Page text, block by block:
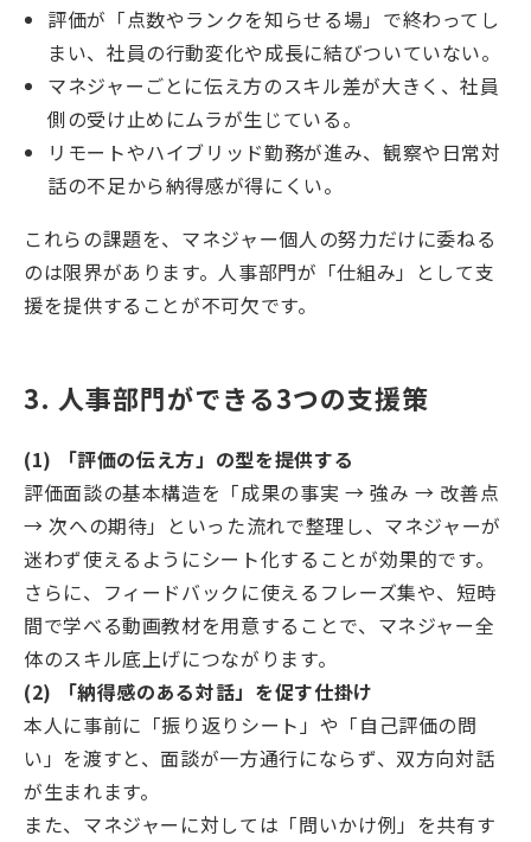
評価が「点数やランクを知らせる場」で終わってし
まい、社員の行動変化や成長に結びついていない。
マネジャーごとに伝え方のスキル差が大きく、社員
側の受け止めにムラが生じている。
リモートやハイブリッド勤務が進み、観察や日常対
話の不足から納得感が得にくい。
これらの課題を、マネジャー個人の努力だけに委ねる
のは限界があります。人事部門が「仕組み」として支
援を提供することが不可欠です。
3. 人事部門ができる3つの支援策
(1) 「評価の伝え方」の型を提供する
評価面談の基本構造を「成果の事実 → 強み → 改善点
→ 次への期待」といった流れで整理し、マネジャーが
迷わず使えるようにシート化することが効果的です。
さらに、フィードバックに使えるフレーズ集や、短時
間で学べる動画教材を用意することで、マネジャー全
体のスキル底上げにつながります。
(2) 「納得感のある対話」を促す仕掛け
本人に事前に「振り返りシート」や「自己評価の問
い」を渡すと、面談が一方通行にならず、双方向対話
が生まれます。
また、マネジャーに対しては「問いかけ例」を共有す